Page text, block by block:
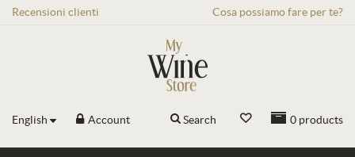
Recensioni clienti Cosa possiamo fare per te?
English Account 0 products
Search